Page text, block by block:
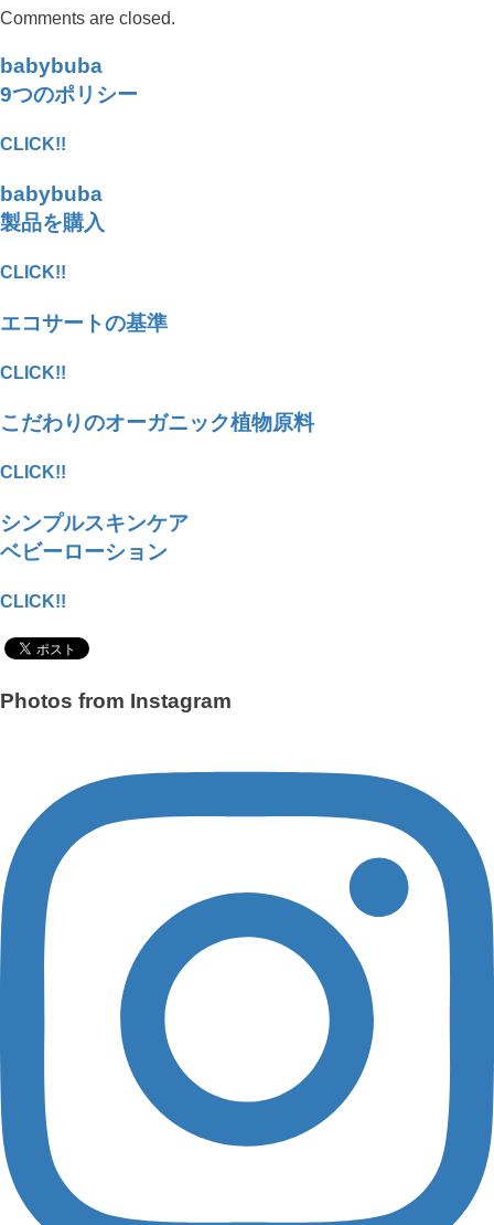
Comments are closed.
babybuba
9つのポリシー
CLICK!!
babybuba
製品を購入
CLICK!!
エコサートの基準
CLICK!!
こだわりのオーガニック植物原料
CLICK!!
シンプルスキンケア
ベビーローション
CLICK!!
Photos from Instagram